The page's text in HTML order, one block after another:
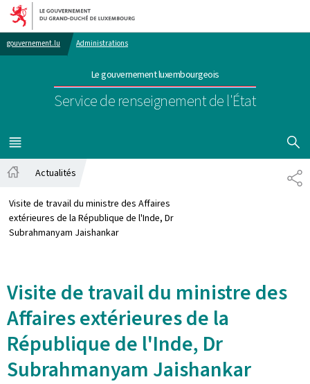
Aller au menu principal
Aller au contenu
gouvernement.lu Administrations
Le gouvernement luxembourgeois
Service de renseignement de l'État
MENU
PRINCIPAL
Actualités
Visite de travail du ministre des Affaires
extérieures de la République de l'Inde, Dr
Subrahmanyam Jaishankar
Visite de travail du ministre des
Affaires extérieures de la
République de l'Inde, Dr
Subrahmanyam Jaishankar